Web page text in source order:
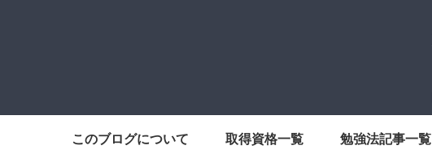
このブログについて 取得資格一覧 勉強法記事一覧